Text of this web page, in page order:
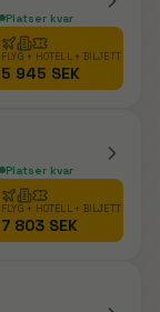
Platser kvar
FLYG + HOTELL + BILJETT
5 945 SEK
Platser kvar
FLYG + HOTELL + BILJETT
7 803 SEK